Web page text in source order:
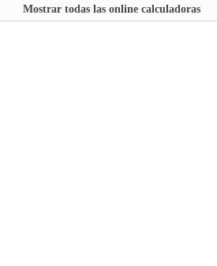
Mostrar todas las online calculadoras